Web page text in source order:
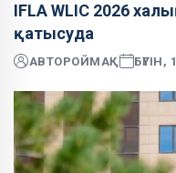
IFLA WLIC 2026
қатысуда
АВТОРОЙМАҚ БҮГІН,